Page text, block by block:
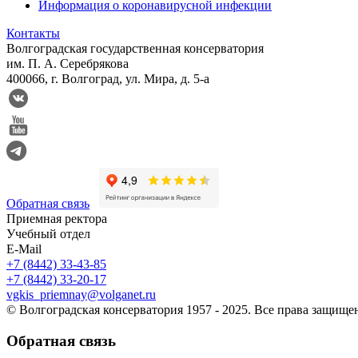
Информация о коронавирусной инфекции
Контакты
Волгоградская государственная консерватория
им. П. А. Серебрякова
400066, г. Волгоград, ул. Мира, д. 5-а
Обратная связь
Приемная ректора
Учебный отдел
E-Mail
+7 (8442) 33-43-85
+7 (8442) 33-20-17
vgkis_priemnay@volganet.ru
© Волгоградская консерватория 1957 - 2025. Все права
Обратная связь